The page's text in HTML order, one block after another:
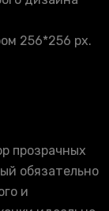
256*256 px.
прозрачных
обязательно
и